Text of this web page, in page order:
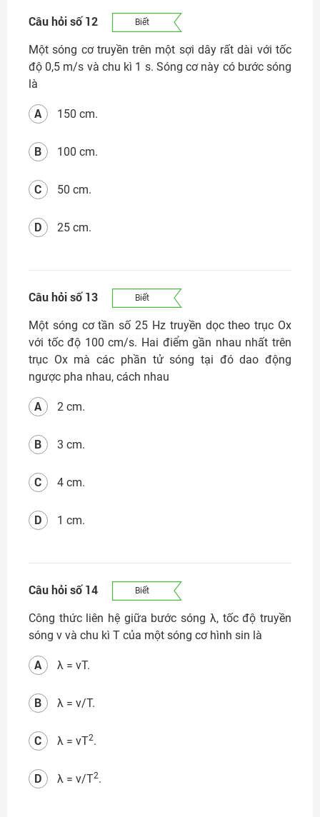
Câu hỏi số 12 Biết
Một sóng cơ truyền trên một sợi dây rất dài với tốc
độ 0,5 m/s và chu kì 1 s. Sóng cơ này có bước sóng
là
150 cm.
A
100 cm.
B
50 cm.
C
25 cm.
D
Câu hỏi số 13 Biết
Một sóng cơ tần số 25 Hz truyền dọc theo trục Ox
với tốc độ 100 cm/s. Hai điểm gần nhau nhất trên
trục Ox mà các phần tử sóng tại đó dao động
ngược pha nhau, cách nhau
2 cm.
A
3 cm.
B
4 cm.
C
1 cm.
D
Câu hỏi số 14 Biết
Công thức liên hệ giữa bước sóng λ, tốc độ truyền
sóng v và chu kì T của một sóng cơ hình sin là
λ = vT.
A
λ = v/T.
B
λ = vT2.
C
λ = v/T2.
D